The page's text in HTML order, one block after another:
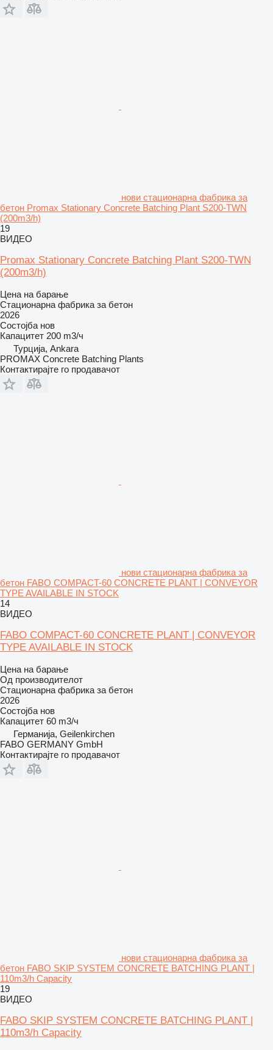
нови стационарна фабрика за
бетон Promax Stationary Concrete Batching Plant S200-TWN
(200m3/h)
19
ВИДЕО
Promax Stationary Concrete Batching Plant S200-TWN
(200m3/h)
Цена на барање
Стационарна фабрика за бетон
2026
Состојба нов
Капацитет 200 m3/ч
Турција, Ankara
PROMAX Concrete Batching Plants
Контактирајте го продавачот
нови стационарна фабрика за
бетон FABO COMPACT-60 CONCRETE PLANT | CONVEYOR
TYPE AVAILABLE IN STOCK
14
ВИДЕО
FABO COMPACT-60 CONCRETE PLANT | CONVEYOR
TYPE AVAILABLE IN STOCK
Цена на барање
Од производителот
Стационарна фабрика за бетон
2026
Состојба нов
Капацитет 60 m3/ч
Германија, Geilenkirchen
FABO GERMANY GmbH
Контактирајте го продавачот
нови стационарна фабрика за
бетон FABO SKIP SYSTEM CONCRETE BATCHING PLANT |
110m3/h Capacity
19
ВИДЕО
FABO SKIP SYSTEM CONCRETE BATCHING PLANT |
110m3/h Capacity